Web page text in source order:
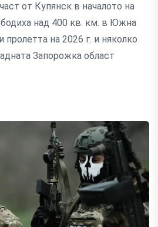
от Купянск в началото на
над 400 кв. км. в Южна
пролетта на 2026 г. и няколко
Запорожка област